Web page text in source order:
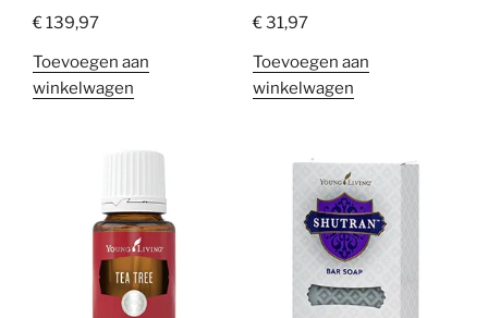
€139,97
Toevoegen aan
winkelwagen
€31,97
Toevoegen aan
winkelwagen